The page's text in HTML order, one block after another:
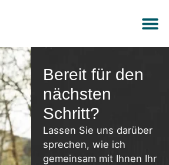
Bereit für den
nächsten
Schritt?
Lassen Sie uns darüber
sprechen, wie ich
gemeinsam mit Ihnen Ihr